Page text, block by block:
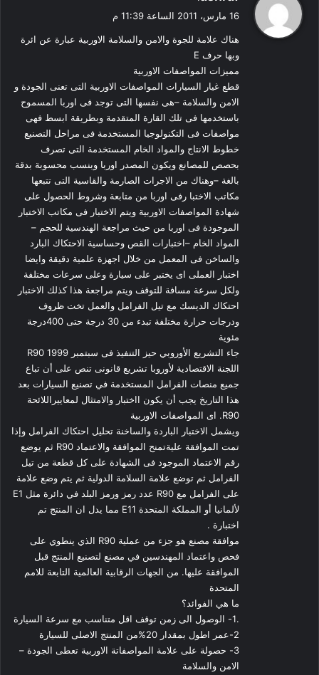
ل
16 مارس، 2011 الساعة 11:39 م
هناك علامة للجوة والامن والسلامة الاوربية عبارة عن ائرة
وبها حرف E
مميزات المواصفات الاوربية
قطع غيار السيارات المواصفات الاوربية التى تعنى الجودة و
الامن والسلامة –هى نفسها التى توجد فى اوربا المسموح
باستخدمها فى تلك القارة المتقدمة وبطريقة ابسط فهى
مواصفات فى التكنولوجيا المستخدمة فى مراحل التصنيع
خطوط الانتاج والمواد الخام المستخدمة التى تصرف
بحصص للمصانع ويكون المصدر اوربا وبنسب محسوبة بدقة
بالغة –وهناك من الاجرات الصارمة والقاسية التى تتبعها
مكاتب الاختبا رفى اوربا من متابعة وشروط الحصول على
شهادة المواصفات الاوربية ويتم الاختبار فى مكاتب الاختبار
الموجودة فى اوربا من حيث مراجعة الهندسية للحجم –
المواد الخام –اختبارات القص وحساسية الاحتكاك البارد
والساخن فى المعمل من خلال اجهزة علمية دقيقة وايضا
اختبار العملى اى يختبر على سيارة وعلى سرعات مختلفة
ولكل سرعة مسافة للتوقف ويتم مراجعة هذا كذلك الاختبار
احتكاك الديسك مع تيل الفرامل والعمل تخت ظروف
ودرجات حرارة مختلفة تبدء من 30 درجة حتى 400درجة
مئوية
جاء التشريع الأوروبي حيز التنفيذ فى سبتمبر 1999 R90
اللجنة الاقتصادية لأوروبا تشريع قانونى تنص على أن تباع
جميع منصات الفرامل المستخدمة في تصنيع السيارات بعد
هذا التاريخ يجب أن يكون ااختبار والامتثال لمعاييراللائحة
R90. اى المواصفات الاوربية
ويشمل الاختبار الباردة والساخنة تحليل احتكاك الفرامل وإذا
تمت الموافقة عليةتمنح الموافقة والاعتماد R90 ثم يوضع
رقم الاعتماد الموجود فى الشهادة على كل قطعة من تيل
الفرامل ثم توضع علامة السلامة الدولية ثم يتم وضع علامة
على الفرامل مع R90 عدد رمز ورمز البلد في دائرة مثل E1
لألمانيا أو المملكة المتحدة E11 مما يدل ان المنتج تم
اختبارة .
موافقة مصنع هو جزء من عملية R90 الذي ينطوي على
فحص واعتماد المهندسين في مصنع لتصنيع المنتج قبل
الموافقة عليها. من الجهات الرقابية العالمية التابعة للامم
المتحدة
ما هي الفوائد؟
.1- الوصول الى زمن توقف اقل متناسب مع سرعة السيارة
2-عمر اطول بمقدار 20%من المنتج الاصلى للسيارة
3- حصولة على علامة المواصفاتة الاوربية تعطى الجودة –
الامن والسلامة